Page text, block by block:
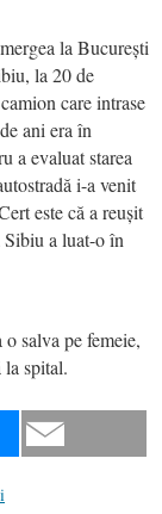
la București
la 20 de
care intrase
ani era în
a evaluat starea
i-a venit
este că a reușit
Sibiu a luat-o în
salva pe femeie,
la spital.